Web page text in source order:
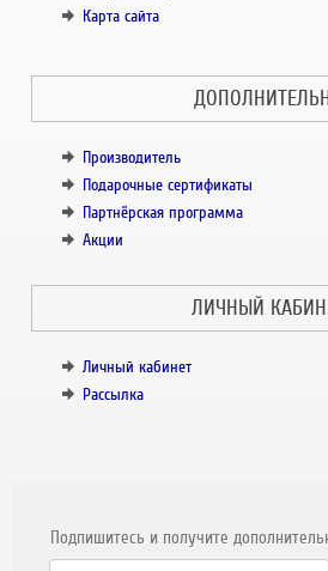
Карта сайта
Производитель
Подарочные сертификаты
Партнёрская программа
Акции
ЛИЧНЫЙ
Личный кабинет
Рассылка
Подпишитесь и получите